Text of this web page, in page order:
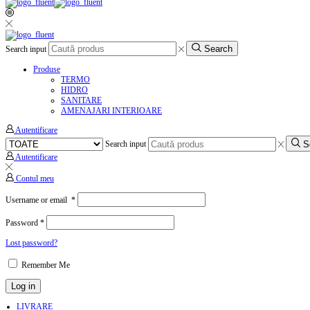
Search input Search
Produse
TERMO
HIDRO
SANITARE
AMENAJARI INTERIOARE
Autentificare
Search input
Autentificare
Contul meu
Username or email *
Password *
Lost password?
Remember Me
Log in
LIVRARE